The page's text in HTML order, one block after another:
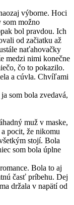
výborne. Hoci
možno
bol pravdou. Ich
od začiatku až
naťahovačky
medzi nimi konečne
čo to pokazilo.
a cúvla. Chvíľami
som bola zvedavá,
muž v maske,
pocit, že nikomu
stojí. Bola
som bola úplne
Bola to aj
časť príbehu. Dej
držala v napätí od